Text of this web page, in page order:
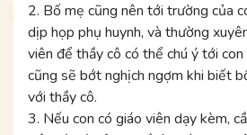
2. Bố mẹ cũng nên tới trường của
dịp họp phụ huynh, và thường
viên để thầy cô có thể chú ý tới
cũng sẽ bớt nghịch ngợm khi biết
với thầy cô.
3. Nếu con có giáo viên dạy kèm,